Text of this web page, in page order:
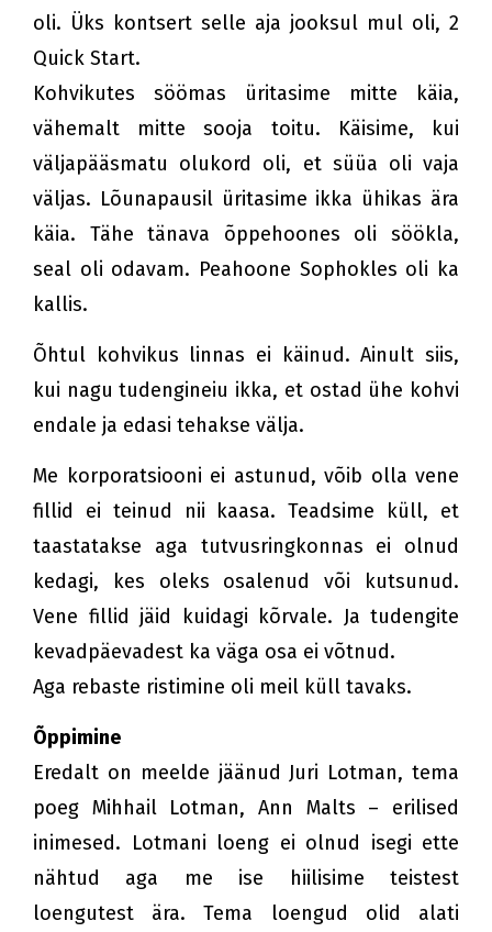
oli. Üks kontsert selle aja jooksul mul oli, 2
Quick Start.
Kohvikutes söömas üritasime mitte käia,
vähemalt mitte sooja toitu. Käisime, kui
väljapääsmatu olukord oli, et süüa oli vaja
väljas. Lõunapausil üritasime ikka ühikas ära
käia. Tähe tänava õppehoones oli söökla,
seal oli odavam. Peahoone Sophokles oli ka
kallis.
Õhtul kohvikus linnas ei käinud. Ainult siis,
kui nagu tudengineiu ikka, et ostad ühe kohvi
endale ja edasi tehakse välja.
Me korporatsiooni ei astunud, võib olla vene
fillid ei teinud nii kaasa. Teadsime küll, et
taastatakse aga tutvusringkonnas ei olnud
kedagi, kes oleks osalenud või kutsunud.
Vene fillid jäid kuidagi kõrvale. Ja tudengite
kevadpäevadest ka väga osa ei võtnud.
Aga rebaste ristimine oli meil küll tavaks.
Õppimine
Eredalt on meelde jäänud Juri Lotman, tema
poeg Mihhail Lotman, Ann Malts – erilised
inimesed. Lotmani loeng ei olnud isegi ette
nähtud aga me ise hiilisime teistest
loengutest ära. Tema loengud olid alati